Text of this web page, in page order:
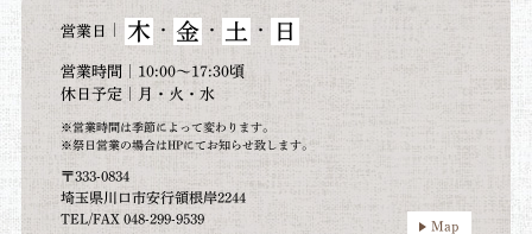
営業日 木 ・ 金 ・ 土 ・ 日
営業時間｜10:00～17:30頃
休日予定｜月・火・水
※営業時間は季節によって変わります。
※祭日営業の場合はHPにてお知らせ致します。
〒333-0834
埼玉県川口市安行領根岸2244
TEL/FAX 048-299-9539
Map